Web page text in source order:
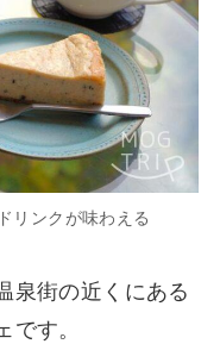
リンクが味わえる
泉街の近くにある
です。